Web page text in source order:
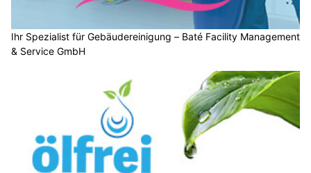
Ihr Spezialist für Gebäudereinigung – Baté Facility Management
& Service GmbH